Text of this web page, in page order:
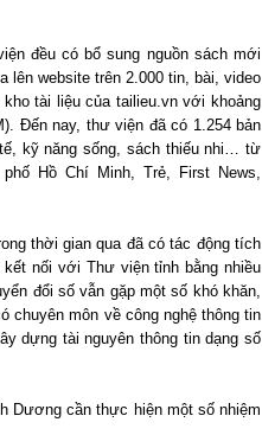
đều có bổ sung nguồn sách mới
lên website trên 2.000 tin, bài, video
tài liệu của tailieu.vn với khoảng
Đến nay, thư viện đã có 1.254 bản
kỹ năng sống, sách thiếu nhi… từ
Hồ Chí Minh, Trẻ, First News,
thời gian qua đã có tác động tích
nối với Thư viện tỉnh bằng nhiều
đổi số vẫn gặp một số khó khăn,
chuyên môn về công nghệ thông tin
dựng tài nguyên thông tin dạng số
Dương cần thực hiện một số nhiệm